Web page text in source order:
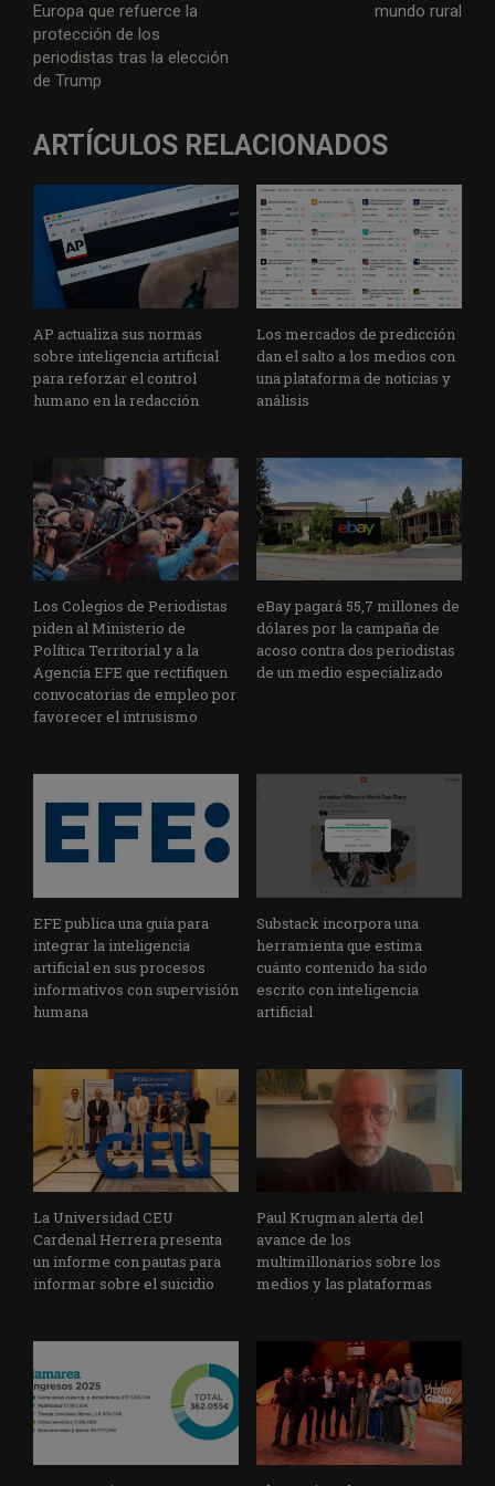
Europa que refuerce la
protección de los
periodistas tras la elección
de Trump
mundo rural
ARTÍCULOS RELACIONADOS
AP actualiza sus normas
sobre inteligencia artificial
para reforzar el control
humano en la redacción
Los mercados de predicción
dan el salto a los medios con
una plataforma de noticias y
análisis
Los Colegios de Periodistas
piden al Ministerio de
Política Territorial y a la
Agencia EFE que rectifiquen
convocatorias de empleo por
favorecer el intrusismo
eBay pagará 55,7 millones de
dólares por la campaña de
acoso contra dos periodistas
de un medio especializado
EFE publica una guía para
integrar la inteligencia
artificial en sus procesos
informativos con supervisión
humana
Substack incorpora una
herramienta que estima
cuánto contenido ha sido
escrito con inteligencia
artificial
La Universidad CEU
Cardenal Herrera presenta
un informe con pautas para
informar sobre el suicidio
Paul Krugman alerta del
avance de los
multimillonarios sobre los
medios y las plataformas